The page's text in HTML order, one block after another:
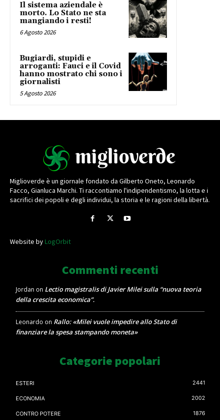
Il sistema aziendale è
morto. Lo Stato ne sta
mangiando i resti!
6 Agosto 2026
Bugiardi, stupidi e
arroganti: Fauci e il Covid
hanno mostrato chi sono i
giornalisti
5 Agosto 2026
Miglioverde è un giornale fondato da Gilberto Oneto, Leonardo
Facco, Gianluca Marchi. Ti raccontiamo l'indipendentismo, la lotta e i
sacrifici dei popoli e degli individui, la storia e le ragioni della libertà.
Website byLogOrbit
Commenti recenti
Jordan on Lectio magistralis di Javier Milei sulla “nuova teoria
della crescita economica”.
Leonardo on Rallo: «Milei vuole impedire allo Stato di
finanziare la spesa stampando moneta»
Categorie popolari
ESTERI 2441
ECONOMIA 2002
CONTRO POTERE 1876